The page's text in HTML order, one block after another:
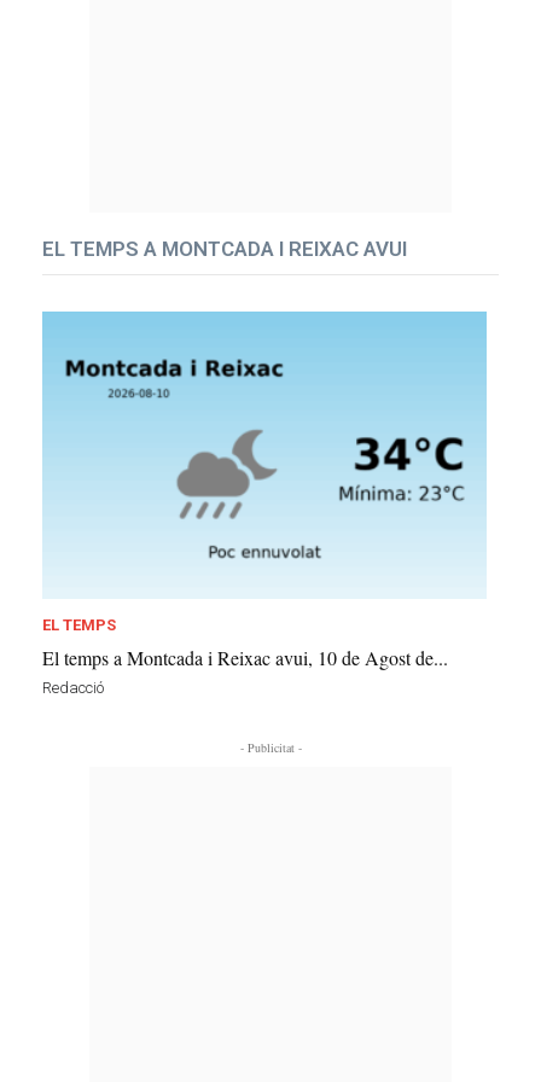
EL TEMPS A MONTCADA I REIXAC AVUI
EL TEMPS
El temps a Montcada i Reixac avui, 10 de Agost de...
Redacció
- Publicitat -